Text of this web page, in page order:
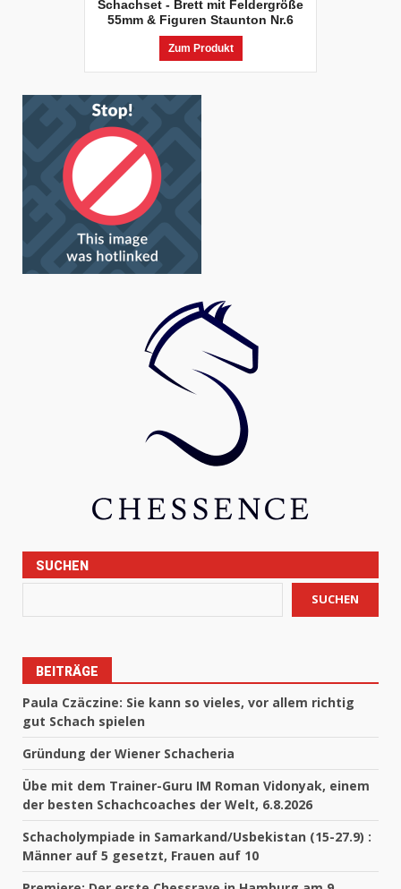
Schachset - Brett mit Feldergröße
55mm & Figuren Staunton Nr.6
Zum Produkt
SUCHEN
SUCHEN
BEITRÄGE
Paula Czäczine: Sie kann so vieles, vor allem richtig
gut Schach spielen
Gründung der Wiener Schacheria
Übe mit dem Trainer-Guru IM Roman Vidonyak, einem
der besten Schachcoaches der Welt, 6.8.2026
Schacholympiade in Samarkand/Usbekistan (15-27.9) :
Männer auf 5 gesetzt, Frauen auf 10